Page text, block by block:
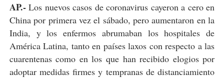
AP.-Los nuevos casos de coronavirus cayeron a cero en
China por primera vez el sábado, pero aumentaron en la
India, y los enfermos abrumaban los hospitales de
América Latina, tanto en países laxos con respecto a las
cuarentenas como en los que han recibido elogios por
adoptar medidas firmes y tempranas de distanciamiento